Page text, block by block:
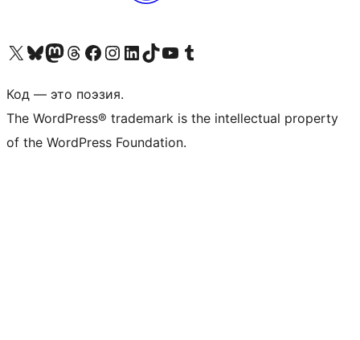
Посетите нас в X (ранее Twitter)
Посетите нашу учётную запись в Bluesky
Посетите нашу ленту в Mastodon
Посетите нашу учётную запись в Threads
Посетите нашу страницу на Facebook
Посетите наш Instagram
Посетите нашу страницу в LinkedIn
Посетите нашу учётную запись в TikTok
Посетите наш канал YouTube
Посетите нашу учётную запись в Tumblr
Код — это поэзия.
The WordPress® trademark is the intellectual property
of the WordPress Foundation.